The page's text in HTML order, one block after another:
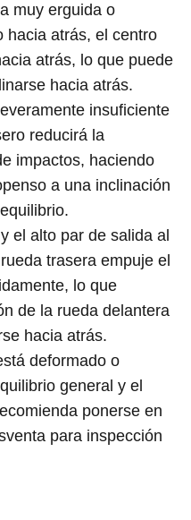
muy erguida o
hacia atrás, el centro
atrás, lo que puede
hacia atrás.
insuficiente
reducirá la
impactos, haciendo
a una inclinación
el alto par de salida al
trasera empuje el
lo que
de la rueda delantera
hacia atrás.
deformado o
general y el
ponerse en
para inspección